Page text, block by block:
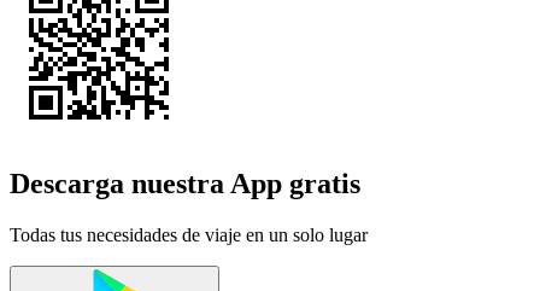
Descarga nuestra App gratis
Todas tus necesidades de viaje en un solo lugar